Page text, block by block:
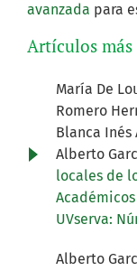
avanzada para
Artículos
María De
Romero
Blanca Inés
Alberto
locales de
UVserva:
Alberto